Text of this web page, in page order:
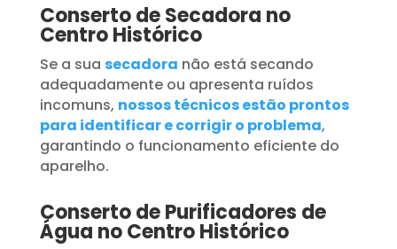
Conserto de Secadora no
Centro Histórico
Se a sua secadora não está secando
adequadamente ou apresenta ruídos
incomuns, nossos técnicos estão prontos
para identificar e corrigir o problema,
garantindo o funcionamento eficiente do
aparelho.
Conserto de Purificadores de
Água no Centro Histórico